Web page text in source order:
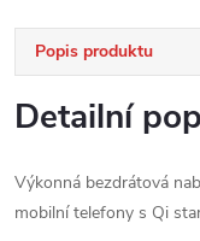
Popis produktu
Detailní
Výkonná bezdrátová
mobilní telefony s Qi